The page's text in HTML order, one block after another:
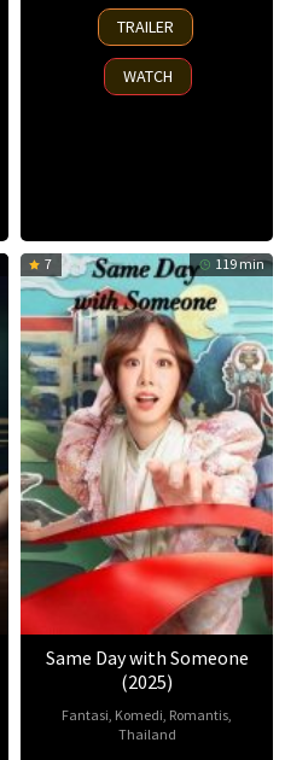
2
Nov
2025
Dustin
Rikert
TRAILER
WATCH
7 119 min
Same Day with Someone
(2025)
Fantasi Komedi Romantis
Thailand